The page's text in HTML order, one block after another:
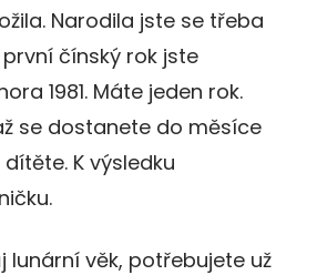
Narodila jste se třeba
první čínský rok jste
1981. Máte jeden rok.
se dostanete do měsíce
K výsledku
lunární věk, potřebujete už